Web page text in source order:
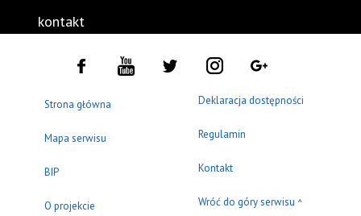
kontakt
Strona główna
Mapa serwisu
BIP
O projekcie
Deklaracja dostępności
Regulamin
Kontakt
Wróć do góry serwisu ^